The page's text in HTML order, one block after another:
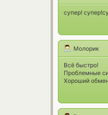
супер!
Молорик
Всё быстро!
Проблемные
Хороший